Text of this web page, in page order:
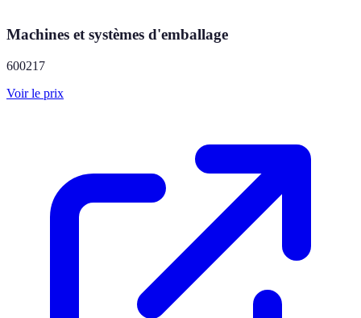
Machines et systèmes d'emballage
600217
Voir le prix